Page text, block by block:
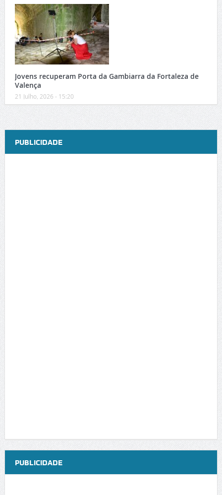
Jovens recuperam Porta da Gambiarra da Fortaleza de
Valença
21 Julho, 2026 - 15:20
PUBLICIDADE
PUBLICIDADE